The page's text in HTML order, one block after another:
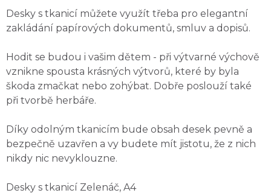
Desky s tkanicí můžete využít třeba pro elegantní
zakládání papírových dokumentů, smluv a dopisů.
Hodit se budou i vašim dětem - při výtvarné výchově
vznikne spousta krásných výtvorů, které by byla
škoda zmačkat nebo zohýbat. Dobře poslouží také
při tvorbě herbáře.
Díky odolným tkanicím bude obsah desek pevně a
bezpečně uzavřen a vy budete mít jistotu, že z nich
nikdy nic nevyklouzne.
Desky s tkanicí Zelenáč, A4